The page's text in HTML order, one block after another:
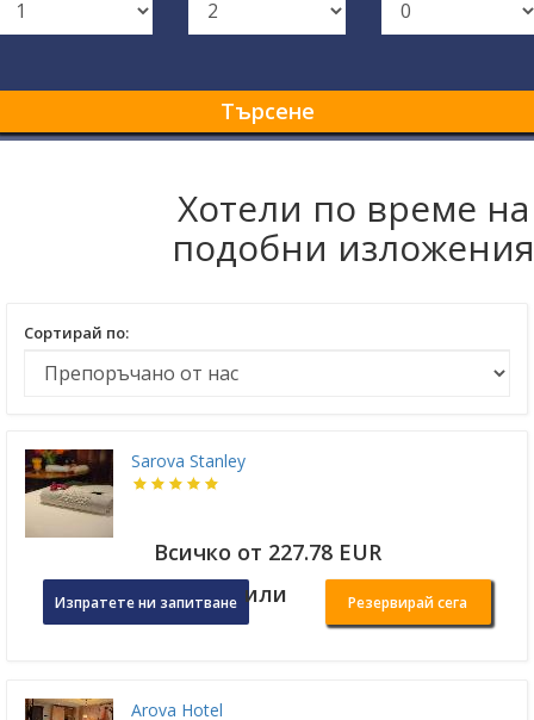
Търсене
Хотели по време на
подобни изложения
Сортирай по:
Sarova Stanley
Всичко от 227.78 EUR
Изпратете ни запитване или Резервирай сега
Arova Hotel